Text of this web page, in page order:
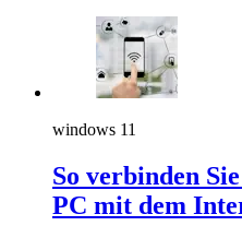
windows 11
So verbinden
PC mit dem